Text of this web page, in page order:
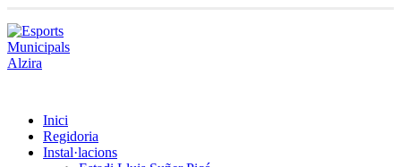
Inici
Regidoria
Instal·lacions